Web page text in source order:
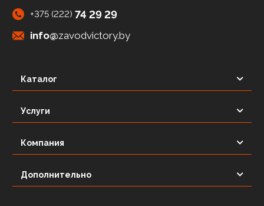
Каталог
Услуги
Компания
Дополнительно
+375 (222) 74 29 29
info@zavodvictory.by